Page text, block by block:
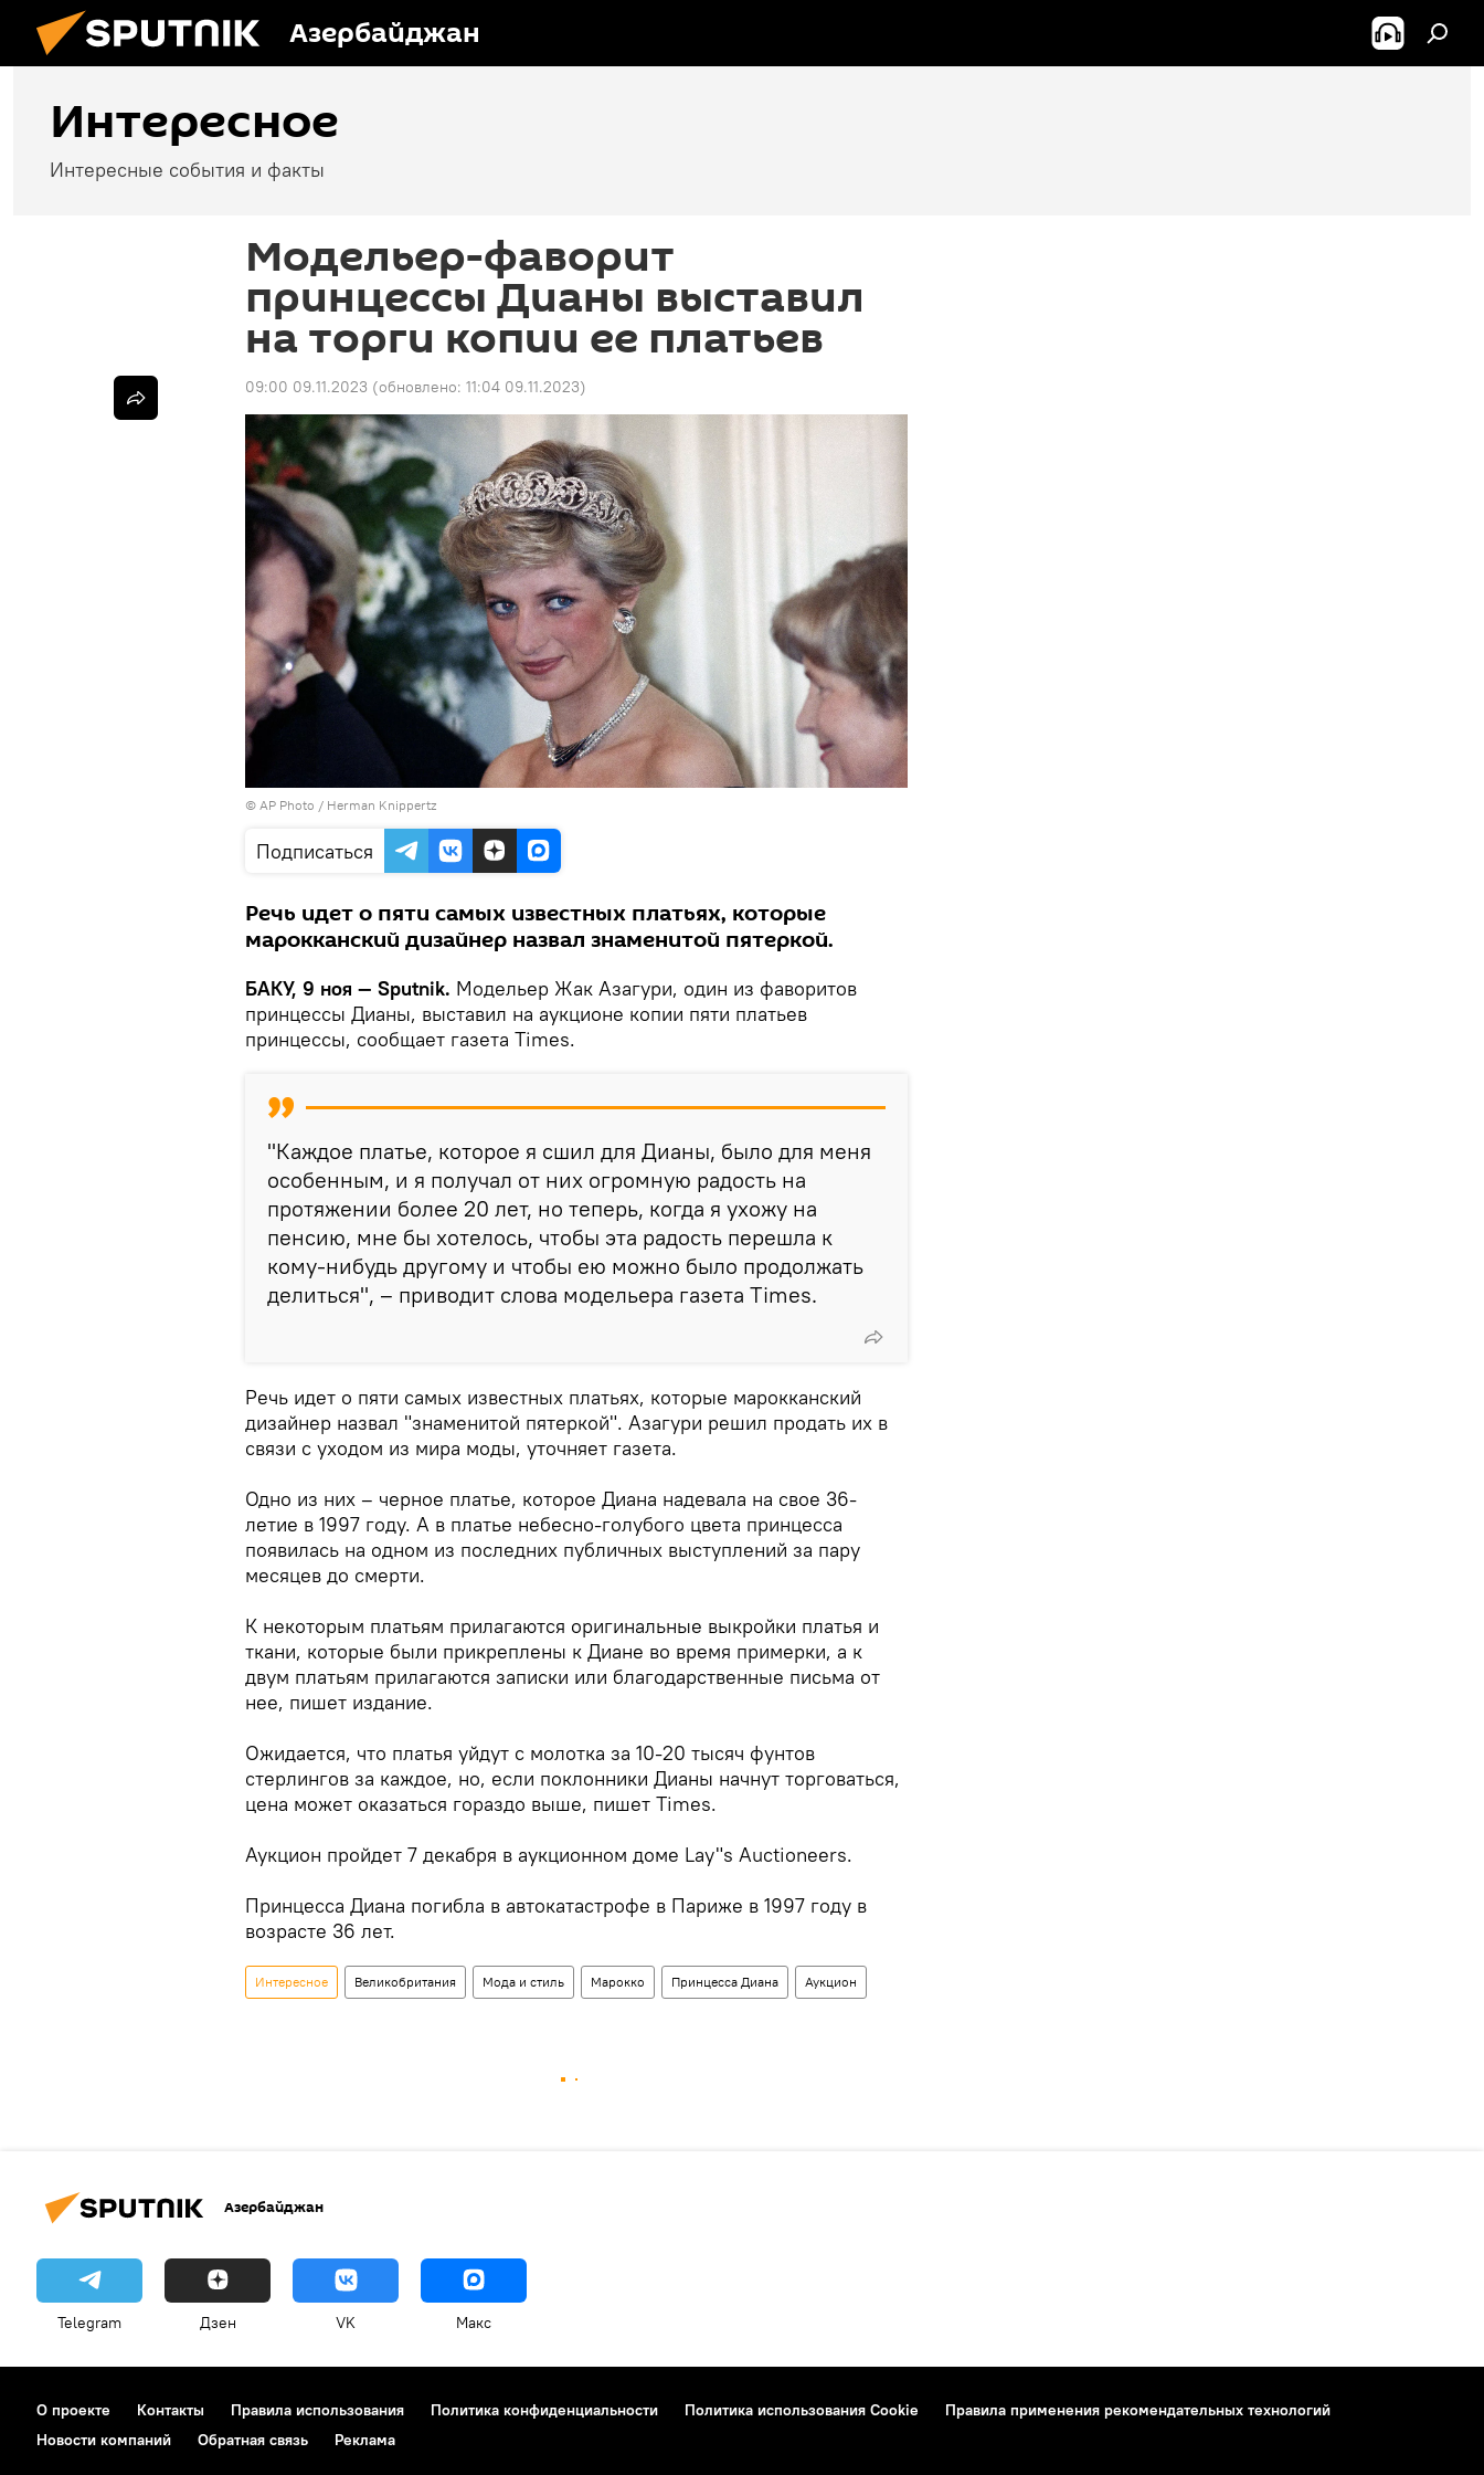
Азербайджан
Интересное
Интересные события и факты
Модельер-фаворит
принцессы Дианы выставил
на торги копии ее платьев
09:00 09.11.2023 (обновлено: 11:04 09.11.2023)
© AP Photo / Herman Knippertz
Подписаться
Речь идет о пяти самых известных платьях, которые
марокканский дизайнер назвал знаменитой пятеркой.
БАКУ, 9 ноя — Sputnik. Модельер Жак Азагури, один из фаворитов
принцессы Дианы, выставил на аукционе копии пяти платьев
принцессы, сообщает газета Times.
"Каждое платье, которое я сшил для Дианы, было для меня
особенным, и я получал от них огромную радость на
протяжении более 20 лет, но теперь, когда я ухожу на
пенсию, мне бы хотелось, чтобы эта радость перешла к
кому-нибудь другому и чтобы ею можно было продолжать
делиться", – приводит слова модельера газета Times.
Речь идет о пяти самых известных платьях, которые марокканский
дизайнер назвал "знаменитой пятеркой". Азагури решил продать их в
связи с уходом из мира моды, уточняет газета.
Одно из них – черное платье, которое Диана надевала на свое 36-
летие в 1997 году. А в платье небесно-голубого цвета принцесса
появилась на одном из последних публичных выступлений за пару
месяцев до смерти.
К некоторым платьям прилагаются оригинальные выкройки платья и
ткани, которые были прикреплены к Диане во время примерки, а к
двум платьям прилагаются записки или благодарственные письма от
нее, пишет издание.
Ожидается, что платья уйдут с молотка за 10-20 тысяч фунтов
стерлингов за каждое, но, если поклонники Дианы начнут торговаться,
цена может оказаться гораздо выше, пишет Times.
Аукцион пройдет 7 декабря в аукционном доме Lay"s Auctioneers.
Принцесса Диана погибла в автокатастрофе в Париже в 1997 году в
возрасте 36 лет.
Интересное Великобритания Мода и стиль Марокко Принцесса Диана Аукцион
Азербайджан
Telegram Дзен VK Макс
О проекте Контакты Правила использования Политика конфиденциальности Политика использования Cookie
Правила применения рекомендательных технологий
Новости компаний
Обратная связь Реклама